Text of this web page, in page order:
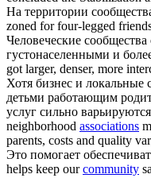
На территории
zoned for four-legged
Человеческие сообщества
густонаселенными и
got larger, denser, more
Хотя бизнес и локальные
детьми работающим
услуг сильно
neighborhood associations
parents, costs and quality
Это помогает
helps keep ourcommunity